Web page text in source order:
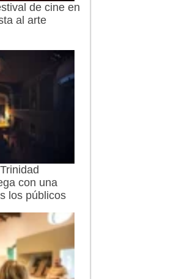
de cine en
al arte
con una
los públicos